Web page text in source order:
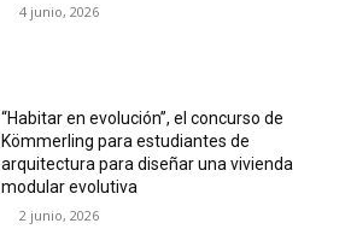
4 junio, 2026
“Habitar en evolución”, el concurso de
Kömmerling para estudiantes de
arquitectura para diseñar una vivienda
modular evolutiva
2 junio, 2026